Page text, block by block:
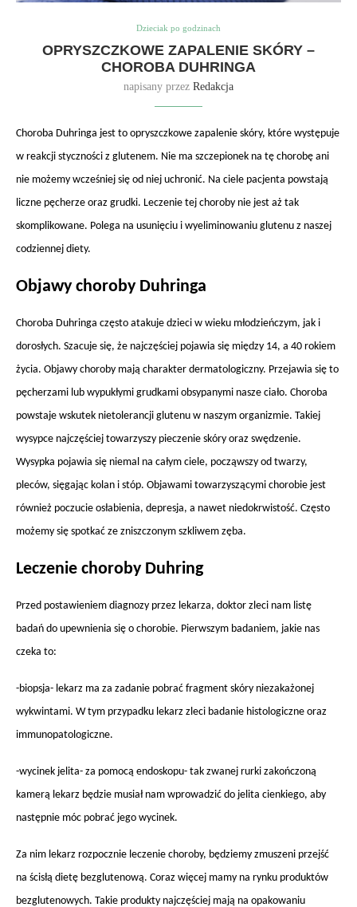
Dzieciak po godzinach
OPRYSZCZKOWE ZAPALENIE SKÓRY –
CHOROBA DUHRINGA
napisany przez Redakcja
Choroba Duhringa jest to opryszczkowe zapalenie skóry, które występuje
w reakcji styczności z glutenem. Nie ma szczepionek na tę chorobę ani
nie możemy wcześniej się od niej uchronić. Na ciele pacjenta powstają
liczne pęcherze oraz grudki. Leczenie tej choroby nie jest aż tak
skomplikowane. Polega na usunięciu i wyeliminowaniu glutenu z naszej
codziennej diety.
Objawy choroby Duhringa
Choroba Duhringa często atakuje dzieci w wieku młodzieńczym, jak i
dorosłych. Szacuje się, że najczęściej pojawia się między 14, a 40 rokiem
życia. Objawy choroby mają charakter dermatologiczny. Przejawia się to
pęcherzami lub wypukłymi grudkami obsypanymi nasze ciało. Choroba
powstaje wskutek nietolerancji glutenu w naszym organizmie. Takiej
wysypce najczęściej towarzyszy pieczenie skóry oraz swędzenie.
Wysypka pojawia się niemal na całym ciele, począwszy od twarzy,
pleców, sięgając kolan i stóp. Objawami towarzyszącymi chorobie jest
również poczucie osłabienia, depresja, a nawet niedokrwistość. Często
możemy się spotkać ze zniszczonym szkliwem zęba.
Leczenie choroby Duhring
Przed postawieniem diagnozy przez lekarza, doktor zleci nam listę
badań do upewnienia się o chorobie. Pierwszym badaniem, jakie nas
czeka to:
-biopsja- lekarz ma za zadanie pobrać fragment skóry niezakażonej
wykwintami. W tym przypadku lekarz zleci badanie histologiczne oraz
immunopatologiczne.
-wycinek jelita- za pomocą endoskopu- tak zwanej rurki zakończoną
kamerą lekarz będzie musiał nam wprowadzić do jelita cienkiego, aby
następnie móc pobrać jego wycinek.
Za nim lekarz rozpocznie leczenie choroby, będziemy zmuszeni przejść
na ścisłą dietę bezglutenową. Coraz więcej mamy na rynku produktów
bezglutenowych. Takie produkty najczęściej mają na opakowaniu